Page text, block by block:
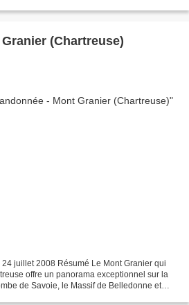
(Chartreuse)
juillet 2008 Résumé Le Mont Granier qui
offre un panorama exceptionnel sur la
de Savoie, le Massif de Belledonne et